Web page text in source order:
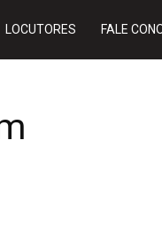
LOCUTORES FALE